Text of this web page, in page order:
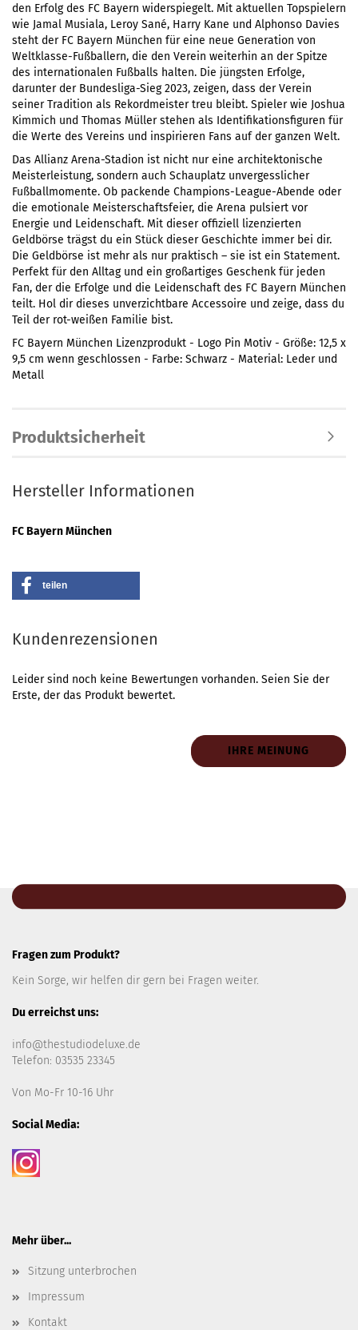
den Erfolg des FC Bayern widerspiegelt. Mit aktuellen Topspielern
wie Jamal Musiala, Leroy Sané, Harry Kane und Alphonso Davies
steht der FC Bayern München für eine neue Generation von
Weltklasse-Fußballern, die den Verein weiterhin an der Spitze
des internationalen Fußballs halten. Die jüngsten Erfolge,
darunter der Bundesliga-Sieg 2023, zeigen, dass der Verein
seiner Tradition als Rekordmeister treu bleibt. Spieler wie Joshua
Kimmich und Thomas Müller stehen als Identifikationsfiguren für
die Werte des Vereins und inspirieren Fans auf der ganzen Welt.
Das Allianz Arena-Stadion ist nicht nur eine architektonische
Meisterleistung, sondern auch Schauplatz unvergesslicher
Fußballmomente. Ob packende Champions-League-Abende oder
die emotionale Meisterschaftsfeier, die Arena pulsiert vor
Energie und Leidenschaft. Mit dieser offiziell lizenzierten
Geldbörse trägst du ein Stück dieser Geschichte immer bei dir.
Die Geldbörse ist mehr als nur praktisch – sie ist ein Statement.
Perfekt für den Alltag und ein großartiges Geschenk für jeden
Fan, der die Erfolge und die Leidenschaft des FC Bayern München
teilt. Hol dir dieses unverzichtbare Accessoire und zeige, dass du
Teil der rot-weißen Familie bist.
FC Bayern München Lizenzprodukt - Logo Pin Motiv - Größe: 12,5 x
9,5 cm wenn geschlossen - Farbe: Schwarz - Material: Leder und
Metall
Produktsicherheit
Hersteller Informationen
FC Bayern München
teilen
Kundenrezensionen
Leider sind noch keine Bewertungen vorhanden. Seien Sie der
Erste, der das Produkt bewertet.
IHRE MEINUNG
Fragen zum Produkt?
Kein Sorge, wir helfen dir gern bei Fragen weiter.
Du erreichst uns:
info@thestudiodeluxe.de
Telefon: 03535 23345
Von Mo-Fr 10-16 Uhr
Social Media:
Mehr über...
Sitzung unterbrochen
Impressum
Kontakt